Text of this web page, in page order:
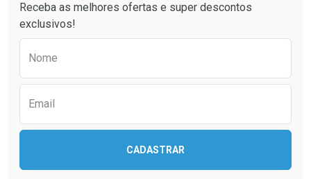
Comprar sem Desconto
Ativar Desconto
Comprar sem Desconto
Receba as melhores ofertas e super descontos
exclusivos!
Nome
Email
CADASTRAR